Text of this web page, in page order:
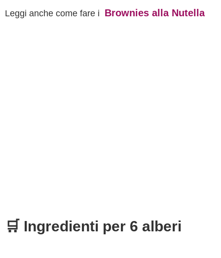
Leggi anche come fare i Brownies alla Nutella
🛒 Ingredienti per 6 alberi